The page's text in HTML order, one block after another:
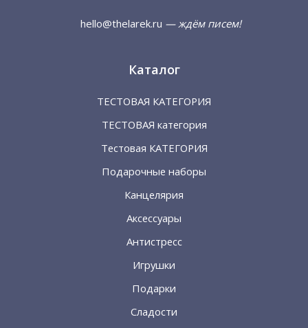
hello@thelarek.ru — ждём писем!
Каталог
ТЕСТОВАЯ КАТЕГОРИЯ
ТЕСТОВАЯ категория
Тестовая КАТЕГОРИЯ
Подарочные наборы
Канцелярия
Аксессуары
Антистресс
Игрушки
Подарки
Сладости